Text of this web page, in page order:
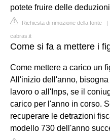
potete fruire delle
Richiesta di rimozione della fonte |
cabras.it
Come si fa a mettere i
Come mettere a carico un
All'inizio dell'anno,
lavoro o all'Inps, se il
carico per l'anno in corso.
recuperare le detrazioni
modello 730 dell'anno